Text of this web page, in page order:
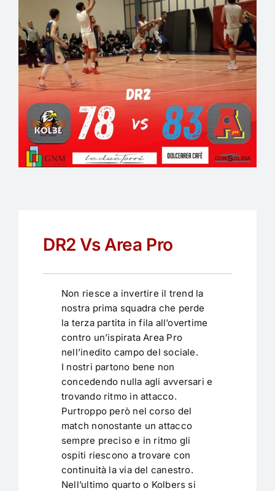
EVENTI
PARTNERS
ARTICOLI PROMOZIONALI
CONTATTI
DR2 Vs Area Pro
Non riesce a invertire il trend la
nostra prima squadra che perde
la terza partita in fila all’overtime
contro un’ispirata Area Pro
nell’inedito campo del sociale.
I nostri partono bene non
concedendo nulla agli avversari e
trovando ritmo in attacco.
Purtroppo però nel corso del
match nonostante un attacco
sempre preciso e in ritmo gli
ospiti riescono a trovare con
continuità la via del canestro.
Nell’ultimo quarto o Kolbers si